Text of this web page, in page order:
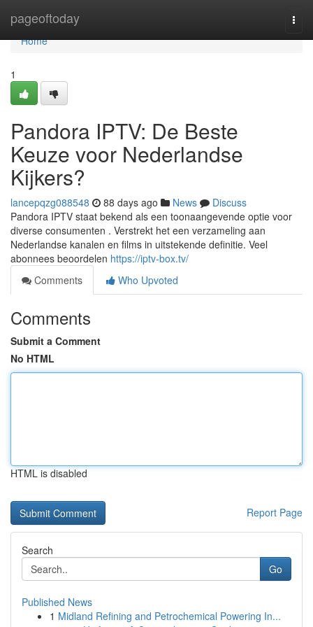
pageoftoday
Home
Home
1
Pandora IPTV: De Beste
Keuze voor Nederlandse
Kijkers?
lancepqzg088548 88 days ago News
Discuss
Pandora IPTV staat bekend als een toonaangevende optie voor
diverse consumenten . Verstrekt het een verzameling aan
Nederlandse kanalen en films in uitstekende definitie. Veel
abonnees beoordelen https://iptv-box.tv/
Comments
Who Upvoted
Comments
Submit a Comment
No HTML
HTML is disabled
Report Page
Search
Go
Published News
1 Midland Refining and Petrochemical Powering In...